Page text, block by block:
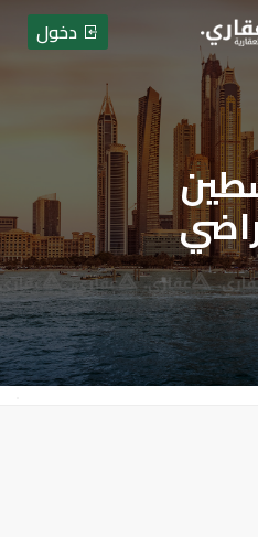
العقارية -
دخول